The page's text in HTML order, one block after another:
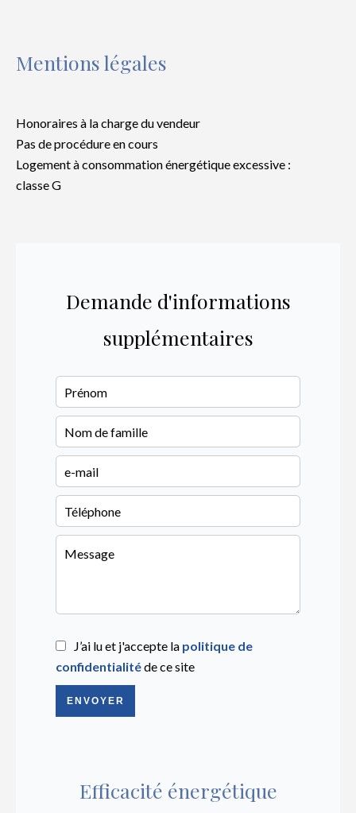
Mentions légales
Honoraires à la charge du vendeur
Pas de procédure en cours
Logement à consommation énergétique excessive :
classe G
Demande d'informations
supplémentaires
J’ai lu et j'accepte la politique de
confidentialitéde ce site
ENVOYER
Efficacité énergétique